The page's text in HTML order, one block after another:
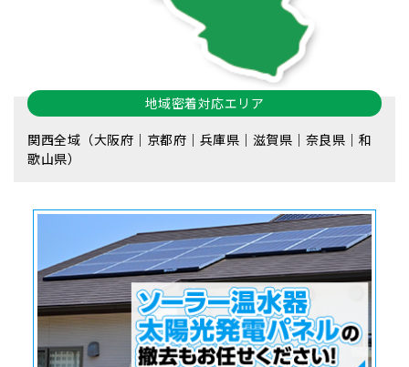
地域密着対応エリア
関西全域（大阪府｜京都府｜兵庫県｜滋賀県｜奈良県｜和
歌山県）